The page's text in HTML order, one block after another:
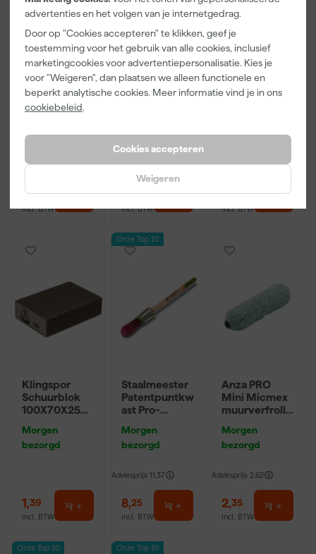
advertenties en het volgen van je internetgedrag.
Door op "Cookies accepteren" te klikken, geef je
toestemming voor het gebruik van alle cookies, inclusief
marketingcookies voor advertentiepersonalisatie. Kies je
voor "Weigeren", dan plaatsen we alleen functionele en
beperkt analytische cookies. Meer informatie vind je in ons
cookiebeleid.
Cookies accepteren
Weigeren
Little Greene
Absolute Matt
- op kleur
gemengd -
bezorgd
13,50
incl. BTW
Kip Tape
3308-24
bezorgd
6,50
incl. BTW
Go!Paint Roll
And Go
Verfbak -
bezorgd
3,99
incl. BTW
Klingspor
Schuurblok
100X70X25m
P220
Morgen
bezorgd
1,39
incl. BTW
Onze Top 10
Staalmeester
Patentpuntkw
ast Pro-
10 (2cm)
Morgen
bezorgd
Adviesprijs 11,37
8,25
incl. BTW
Anza PRO
Mini Micmex
muurverfrolle
Morgen
bezorgd
Adviesprijs 2,62
2,35
incl. BTW
Onze Top 10 Onze Top 10